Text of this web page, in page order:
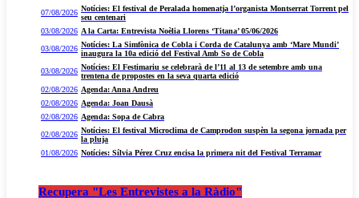
07/08/2026 Notícies: El festival de Peralada homenatja l’organista Montserrat Torrent pel
seu centenari
03/08/2026 A la Carta: Entrevista Noèlia Llorens ‘Titana’ 05/06/2026
03/08/2026 Notícies: La Simfònica de Cobla i Corda de Catalunya amb ‘Mare Mundi’
inaugura la 10a edició del Festival Amb So de Cobla
03/08/2026 Notícies: El Festimariu se celebrarà de l’11 al 13 de setembre amb una
trentena de propostes en la seva quarta edició
02/08/2026 Agenda: Anna Andreu
02/08/2026 Agenda: Joan Dausà
02/08/2026 Agenda: Sopa de Cabra
02/08/2026 Notícies: El festival Microclima de Camprodon suspèn la segona jornada per
la pluja
01/08/2026 Notícies: Sílvia Pérez Cruz encisa la primera nit del Festival Terramar
Recupera "Les Entrevistes a la Ràdio"